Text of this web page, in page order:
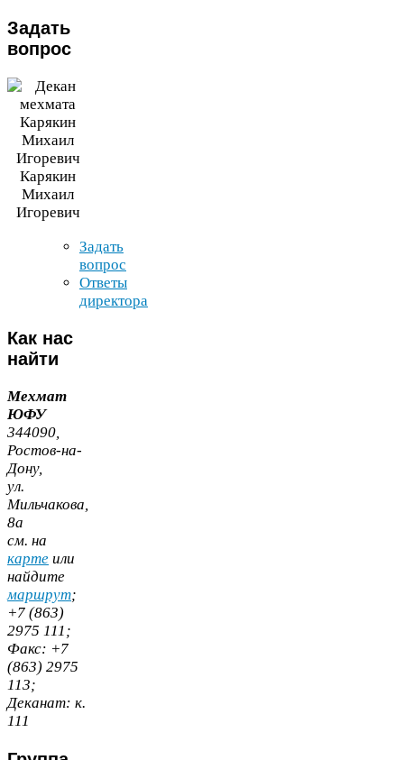
Задать
вопрос
Карякин
Михаил
Игоревич
Задать
вопрос
Ответы
директора
Как нас
найти
Мехмат
ЮФУ
344090,
Ростов-​на-​
Дону,
ул.
Мильчакова,
8а
cм. на
карте или
найдите
маршрут;
+7 (863)
2975 111;
Факс: +7
(863) 2975
113;
Деканат: к.
111